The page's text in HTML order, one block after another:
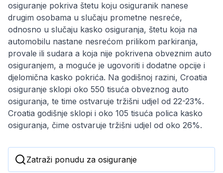
osiguranje pokriva štetu koju osiguranik nanese
drugim osobama u slučaju prometne nesreće,
odnosno u slučaju kasko osiguranja, štetu koja na
automobilu nastane nesrećom prilikom parkiranja,
provale ili sudara a koja nije pokrivena obveznim auto
osiguranjem, a moguće je ugovoriti i dodatne opcije i
djelomična kasko pokrića. Na godišnoj razini, Croatia
osiguranje sklopi oko 550 tisuća obveznog auto
osiguranja, te time ostvaruje tržišni udjel od 22-23%.
Croatia godišnje sklopi i oko 105 tisuća polica kasko
osiguranja, čime ostvaruje tržišni udjel od oko 26%.
Zatraži ponudu za osiguranje